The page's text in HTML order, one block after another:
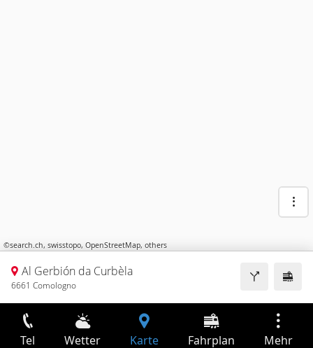
©search.ch, swisstopo, OpenStreetMap, others
Al Gerbión da Curbèla
6661 Comologno
Tel Wetter Karte Fahrplan Mehr